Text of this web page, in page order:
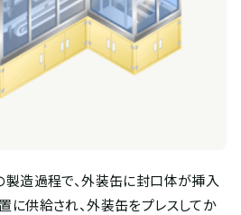
製造過程で、外装缶に封口体が挿入
に供給され、外装缶をプレスしてか